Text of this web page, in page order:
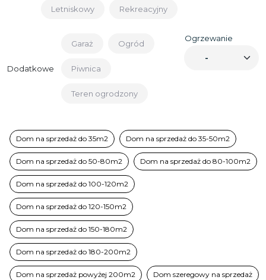
Letniskowy Rekreacyjny
Dodatkowe
Garaż Ogród
Piwnica
Teren ogrodzony
Ogrzewanie
Dom na sprzedaż do 35m2 Dom na sprzedaż do 35-50m2
Dom na sprzedaż do 50-80m2 Dom na sprzedaż do 80-100m2
Dom na sprzedaż do 100-120m2
Dom na sprzedaż do 120-150m2
Dom na sprzedaż do 150-180m2
Dom na sprzedaż do 180-200m2
Dom na sprzedaż powyżej 200m2 Dom szeregowy na sprzedaż